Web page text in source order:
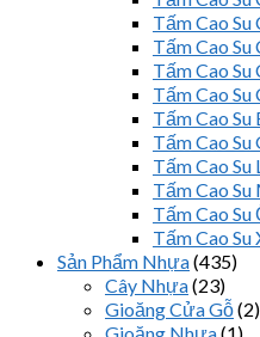
Tấm Cao
Tấm Cao Su
Tấm Cao
Tấm Cao
Tấm Cao Su
Tấm Cao Su
Tấm Cao Su
Tấm Cao
Tấm Cao
Tấm Cao Su
Sản Phẩm Nhựa(435)
Cây Nhựa(23)
Gioăng Cửa Gỗ(2)